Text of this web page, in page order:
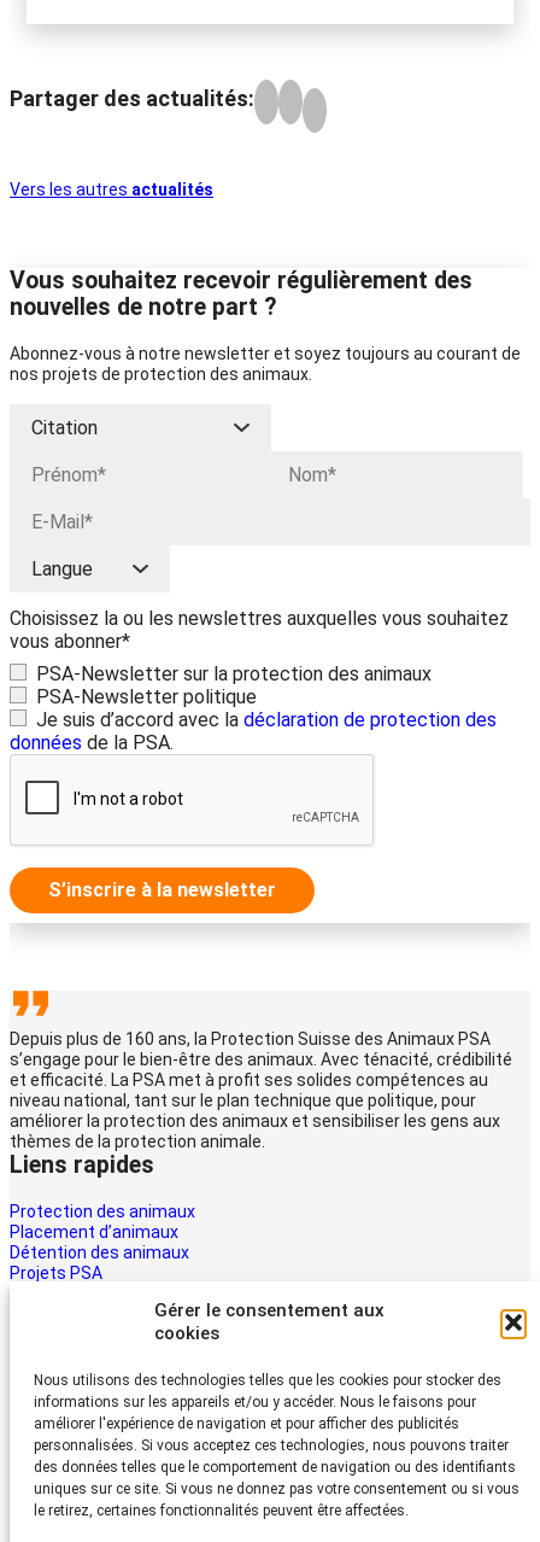
Gérer le consentement aux
cookies
Nous utilisons des technologies telles que les cookies pour stocker des
informations sur les appareils et/ou y accéder. Nous le faisons pour
améliorer l'expérience de navigation et pour afficher des publicités
personnalisées. Si vous acceptez ces technologies, nous pouvons traiter
des données telles que le comportement de navigation ou des identifiants
uniques sur ce site. Si vous ne donnez pas votre consentement ou si vous
le retirez, certaines fonctionnalités peuvent être affectées.
Partager des actualités:
Vers les autres actualités
Vous souhaitez recevoir régulièrement des
nouvelles de notre part ?
Abonnez-vous à notre newsletter et soyez toujours au courant de
nos projets de protection des animaux.
Choisissez la ou les newslettres auxquelles vous souhaitez
vous abonner*
PSA-Newsletter sur la protection des animaux
PSA-Newsletter politique
Je suis d’accord avec la déclaration de protection des
données de la PSA.
S’inscrire à la newsletter
Depuis plus de 160 ans, la Protection Suisse des Animaux PSA
s’engage pour le bien-être des animaux. Avec ténacité, crédibilité
et efficacité. La PSA met à profit ses solides compétences au
niveau national, tant sur le plan technique que politique, pour
améliorer la protection des animaux et sensibiliser les gens aux
thèmes de la protection animale.
Liens rapides
Protection des animaux
Placement d’animaux
Détention des animaux
Projets PSA
Les animaux ont besoin d’aide – la vôtre aussi. Soutenez le travail
du Protection Suisse des Animaux PSA
Faire un don
Protection Suisse des Animaux PSA